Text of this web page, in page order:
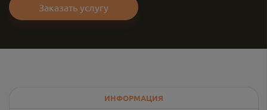
Заказать услугу
ИНФОРМАЦИЯ